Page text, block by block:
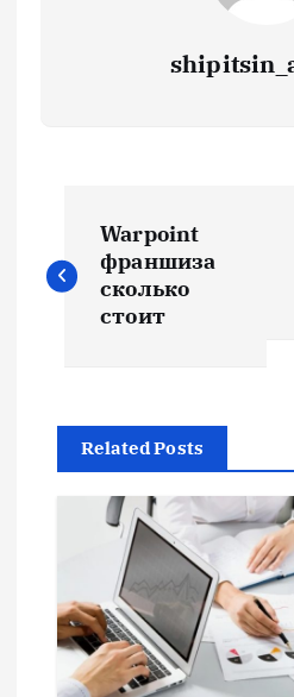
а
г
а
и
я
Warpoint
франшиза
сколько
стоит
Related Posts